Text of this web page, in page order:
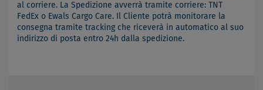
al corriere. La Spedizione avverrà tramite corriere: TNT
FedEx o Ewals Cargo Care. Il Cliente potrà monitorare la
consegna tramite tracking che riceverà in automatico al suo
indirizzo di posta entro 24h dalla spedizione.